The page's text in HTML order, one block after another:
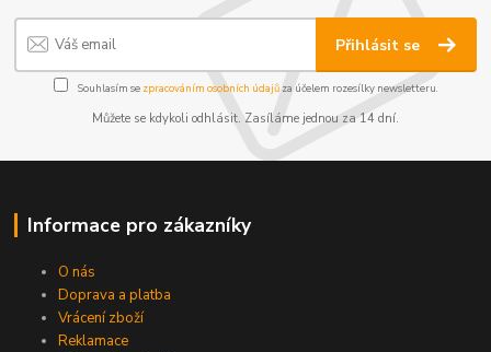
Přihlásit se
Souhlasím se zpracováním osobních údajůza účelem rozesílky newsletteru.
Můžete se kdykoli odhlásit. Zasíláme jednou za 14 dní.
Informace pro zákazníky
O nás
Doprava a platba
Vrácení zboží
Reklamace